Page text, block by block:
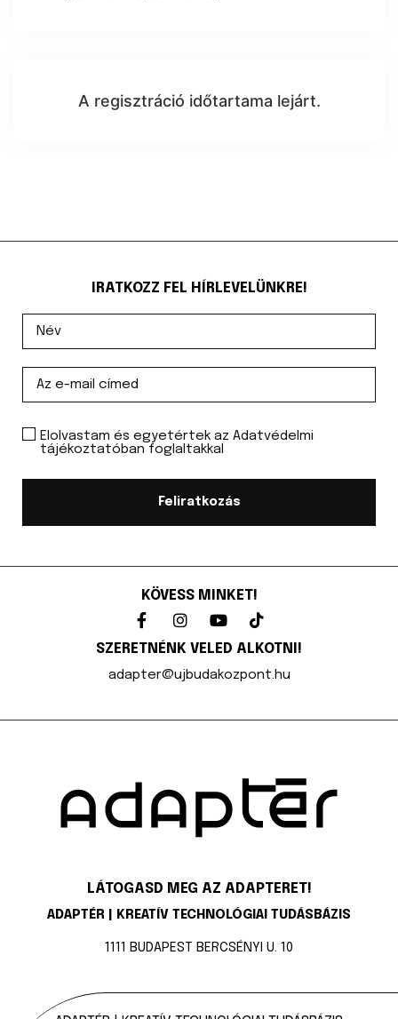
A regisztráció időtartama lejárt.
IRATKOZZ FEL HÍRLEVELÜNKRE!
Elolvastam és egyetértek az Adatvédelmi
tájékoztatóban foglaltakkal
Feliratkozás
KÖVESS MINKET!
SZERETNÉNK VELED ALKOTNI!
adapter@ujbudakozpont.hu
LÁTOGASD MEG AZ ADAPTERET!
ADAPTÉR | KREATÍV TECHNOLÓGIAI TUDÁSBÁZIS
1111 BUDAPEST BERCSÉNYI U. 10